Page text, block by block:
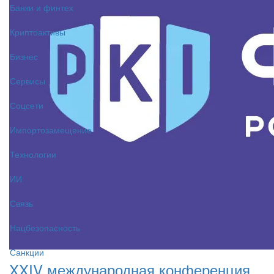
Банки и финтех
Криптоактивы
Бизнес
Сервисы
Соцсети
Импортозамещение
Технологии
ИИ
Связь
Нацбезопасность
Санкции
XXIV международная конференция